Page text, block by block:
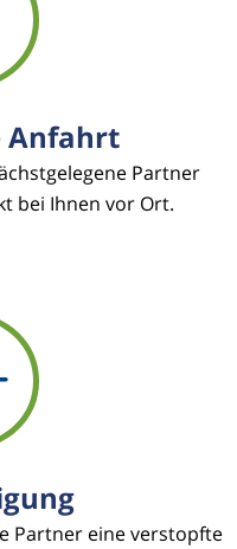
Anfahrt
Partner
bei Ihnen vor Ort.
Partner eine verstopfte